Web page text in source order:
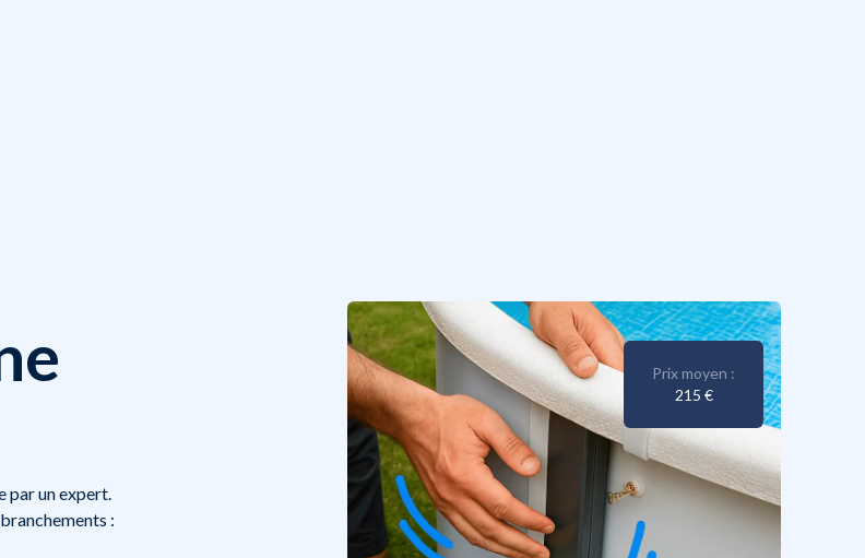
par un expert.
:
Prix moyen :
215 €